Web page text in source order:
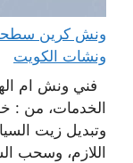
ونشات الكويت
فني ونش ام
الخدمات، من :
وتبديل زيت
اللازم، وسحب